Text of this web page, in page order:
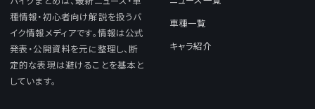
種情報・初心者向け解説を扱うバ
イク情報メディアです。情報は公式
発表・公開資料を元に整理し、断
定的な表現は避けることを基本と
しています。
車種一覧
キャラ紹介